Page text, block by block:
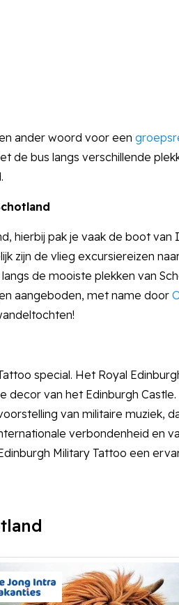
ander woord voor een
bus langs verschillende
hierbij pak je vaak de boot
zijn de vlieg excursiereizen
de mooiste plekken van
aangeboden, met name door
special. Het Royal
van het Edinburgh
van militaire muziek,
verbondenheid en
Military Tattoo een